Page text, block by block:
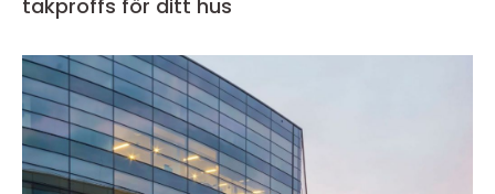
takproffs för ditt hus